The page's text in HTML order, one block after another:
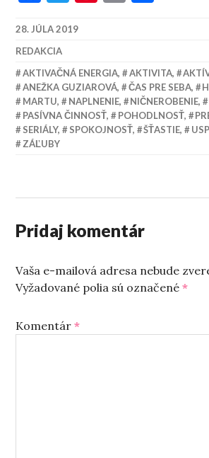
28. JÚLA 2019
REDAKCIA
AKTIVAČNÁ ENERGIA, AKTIVITA,
ANEŽKA GUZIAROVÁ, ČAS PRE SEBA,
MARTU, NAPLNENIE, NIČNEROBENIE,
PASÍVNA ČINNOSŤ, POHODLNOSŤ,
SERIÁLY, SPOKOJNOSŤ, ŠŤASTIE,
ZÁĽUBY
Pridaj komentár
Vaša e-mailová adresa nebude
Vyžadované polia sú označené*
Komentár*